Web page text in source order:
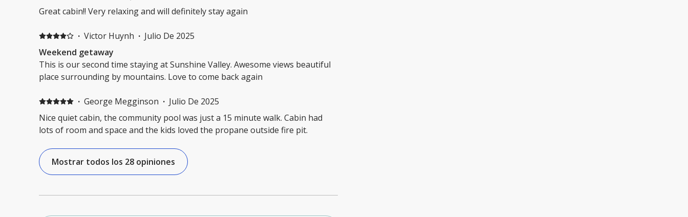
Great cabin!! Very relaxing and will definitely stay again
· Victor Huynh · Julio De 2025
Weekend getaway
This is our second time staying at Sunshine Valley. Awesome views beautiful
place surrounding by mountains. Love to come back again
· George Megginson · Julio De 2025
Nice quiet cabin, the community pool was just a 15 minute walk. Cabin had
lots of room and space and the kids loved the propane outside fire pit.
Mostrar todos los 28 opiniones